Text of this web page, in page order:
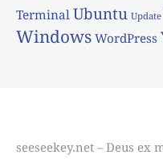
TerminalUbuntu Update
Windows WordPress
seeseekey.net – Deus ex